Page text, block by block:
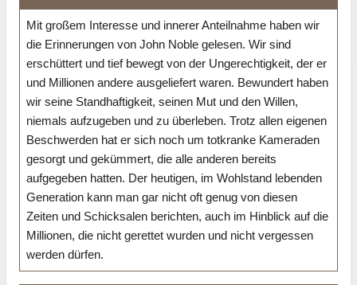
Mit großem Interesse und innerer Anteilnahme haben wir
die Erinnerungen von John Noble gelesen. Wir sind
erschüttert und tief bewegt von der Ungerechtigkeit, der er
und Millionen andere ausgeliefert waren. Bewundert haben
wir seine Standhaftigkeit, seinen Mut und den Willen,
niemals aufzugeben und zu überleben. Trotz allen eigenen
Beschwerden hat er sich noch um totkranke Kameraden
gesorgt und gekümmert, die alle anderen bereits
aufgegeben hatten. Der heutigen, im Wohlstand lebenden
Generation kann man gar nicht oft genug von diesen
Zeiten und Schicksalen berichten, auch im Hinblick auf die
Millionen, die nicht gerettet wurden und nicht vergessen
werden dürfen.